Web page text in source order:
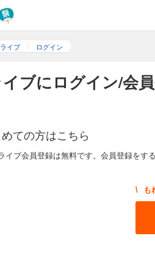
イブ ログイン
ブにログイン/会
ての方はこちら
イブ会員登録は無料です。会員登録をす
\ も